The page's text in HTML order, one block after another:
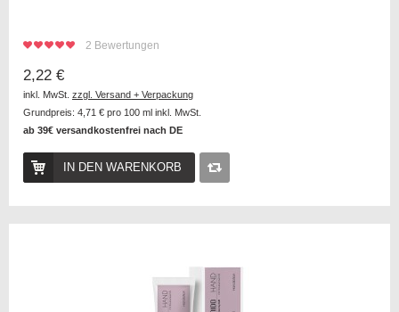
2 Bewertungen
2,22 €
inkl. MwSt. zzgl. Versand + Verpackung
Grundpreis: 4,71 € pro 100 ml inkl. MwSt.
ab 39€ versandkostenfrei nach DE
IN DEN WARENKORB